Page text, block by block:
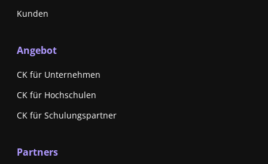
Kunden
Angebot
CK für Unternehmen
CK für Hochschulen
CK für Schulungspartner
Partners